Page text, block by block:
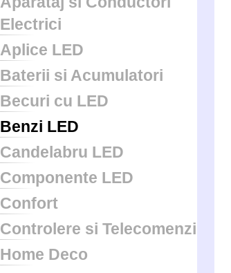
Electrici
Aplice LED
Baterii si Acumulatori
Becuri cu LED
Benzi LED
Candelabru LED
Componente LED
Confort
Controlere si Telecomenzi
Home Deco